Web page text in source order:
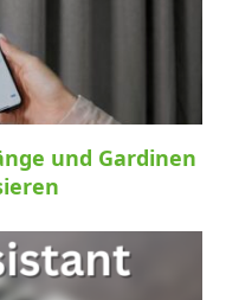
und Gardinen